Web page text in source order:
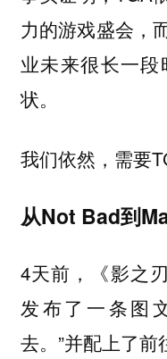
力的游戏盛会，
业未来很长一
状。
我们依然，需要
从Not Bad到
4天前，《影之
发布了一条图
去。”并配上了前